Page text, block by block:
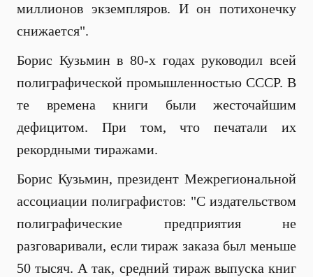
миллионов экземпляров. И он потихонечку
снижается".
Борис Кузьмин в 80-х годах руководил всей
полиграфической промышленностью СССР. В
те времена книги были жесточайшим
дефицитом. При том, что печатали их
рекордными тиражами.
Борис Кузьмин, президент Межрегиональной
ассоциации полиграфистов: "С издательством
полиграфические предприятия не
разговаривали, если тираж заказа был меньше
50 тысяч. А так, средний тираж выпуска книг